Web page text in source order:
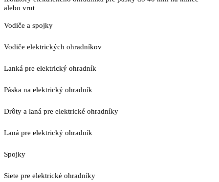
alebo vrut
Vodiče a spojky
Vodiče elektrických ohradníkov
Lanká pre elektrický ohradník
Páska na elektrický ohradník
Drôty a laná pre elektrické ohradníky
Laná pre elektrický ohradník
Spojky
Siete pre elektrické ohradníky